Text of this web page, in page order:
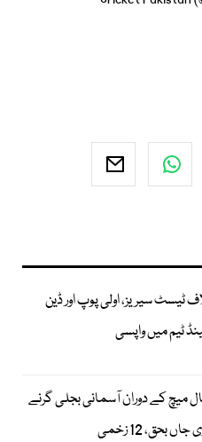
ٹیسٹ سیریز، اولی پوپ اور ڈین
ٹیم میں واپسی
میچ کے دوران آسمانی بجلی گرنے
بحق، 12 زخمی